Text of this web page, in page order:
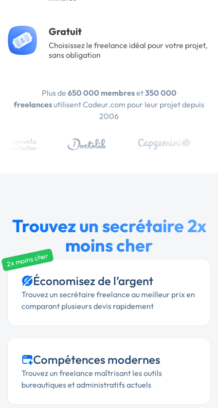
Gratuit
Choisissez le freelance idéal pour votre projet,
sans obligation
Plus de 650 000 membreset350 000
freelances utilisent Codeur.com pour leur projet depuis
2006
Trouvez un secrétaire 2x
moins cher
2x moins cher
Économisez de l’argent
Trouvez un secrétaire freelance au meilleur prix en
comparant plusieurs devis rapidement
Compétences modernes
Trouvez un freelance maîtrisant les outils
bureautiques et administratifs actuels